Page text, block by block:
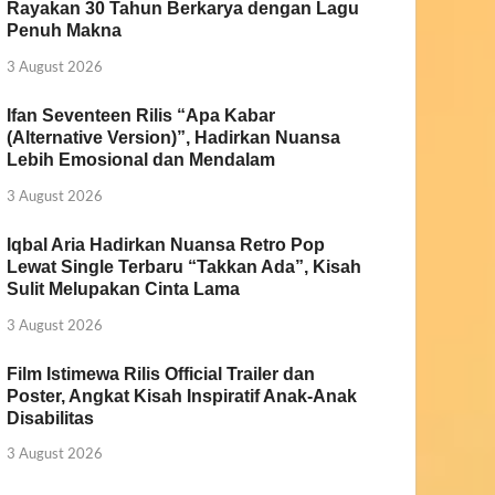
Rayakan 30 Tahun Berkarya dengan Lagu
Penuh Makna
3 August 2026
Ifan Seventeen Rilis “Apa Kabar
(Alternative Version)”, Hadirkan Nuansa
Lebih Emosional dan Mendalam
3 August 2026
Iqbal Aria Hadirkan Nuansa Retro Pop
Lewat Single Terbaru “Takkan Ada”, Kisah
Sulit Melupakan Cinta Lama
3 August 2026
Film Istimewa Rilis Official Trailer dan
Poster, Angkat Kisah Inspiratif Anak-Anak
Disabilitas
3 August 2026